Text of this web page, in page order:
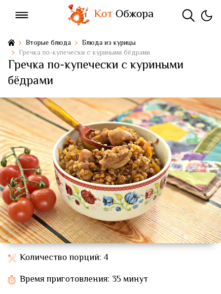
КотОбжора
Вторые блюда
Блюда из курицы
Гречка по-купечески с куриными бёдрами
Гречка по-купечески с куриными
бёдрами
Количество порций: 4
Время приготовления: 35 минут